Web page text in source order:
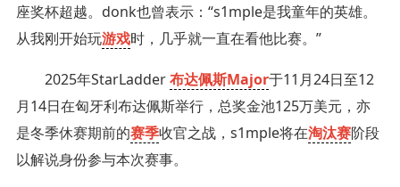
座奖杯超越。donk也曾表示：“s1mple是我童年的英雄。
从我刚开始玩游戏时，几乎就一直在看他比赛。”
2025年StarLadder布达佩斯Major于11月24日至12
月14日在匈牙利布达佩斯举行，总奖金池125万美元，亦
是冬季休赛期前的赛季收官之战，s1mple将在淘汰赛阶段
以解说身份参与本次赛事。